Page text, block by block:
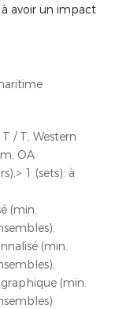
avoir un impact
T / T, Western
OA
1 (sets): à
(min.
(min.
(min.